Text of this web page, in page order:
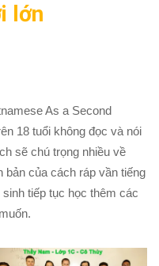
lớn
As a Second
18 tuổi không đọc và nói
sẽ chú trọng nhiều về
của cách ráp vần tiếng
tiếp tục học thêm các